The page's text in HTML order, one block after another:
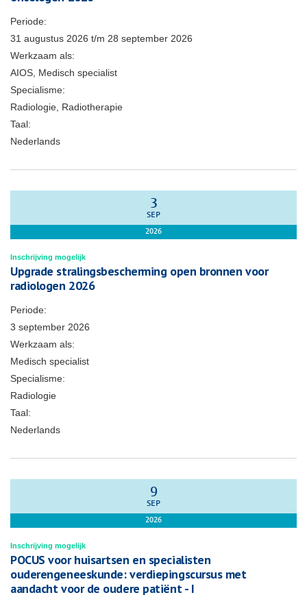
Periode:
31 augustus 2026 t/m 28 september 2026
Werkzaam als:
AIOS, Medisch specialist
Specialisme:
Radiologie, Radiotherapie
Taal:
Nederlands
3
SEP
2026
Inschrijving mogelijk
Upgrade stralingsbescherming open bronnen voor
radiologen 2026
Periode:
3 september 2026
Werkzaam als:
Medisch specialist
Specialisme:
Radiologie
Taal:
Nederlands
9
SEP
2026
Inschrijving mogelijk
POCUS voor huisartsen en specialisten
ouderengeneeskunde: verdiepingscursus met
aandacht voor de oudere patiënt - I